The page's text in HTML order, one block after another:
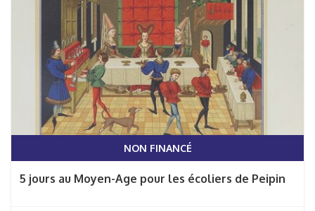
NON FINANCÉ
5 jours au Moyen-Age pour les écoliers de Peipin